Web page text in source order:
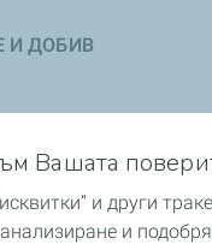
И ДОБИВ
РАЗВИТИЕ
Вашата
и други
и